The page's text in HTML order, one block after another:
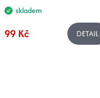
skladem
99 Kč DETAIL